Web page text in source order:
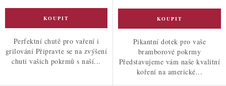
Perfektní chutě pro vaření i
grilování Připravte se na zvýšení
chuti vašich pokrmů s naší...
Pikantní dotek pro vaše
bramborové pokrmy
Představujeme vám naše kvalitní
koření na americké...